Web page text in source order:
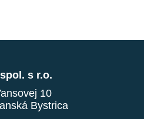
s r.o.
10
Bystrica